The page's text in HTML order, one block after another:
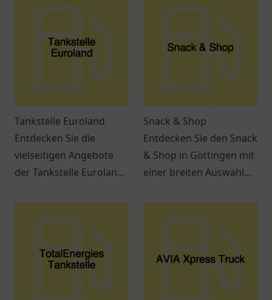
Tankstelle Euroland
Entdecken Sie die
vielseitigen Angebote
der Tankstelle Euroland
nur ein Ort zum Tanken!
Snack & Shop
Entdecken Sie den Snack
& Shop in Göttingen mit
einer breiten Auswahl
Getränken – ideal für